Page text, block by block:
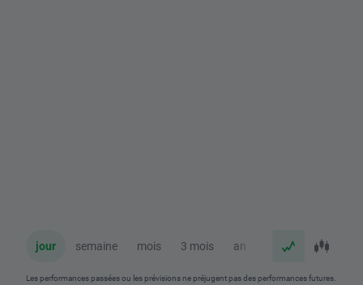
jour semaine mois 3 mois an
Les performances passées ou les prévisions ne préjugent pas des performances futures.